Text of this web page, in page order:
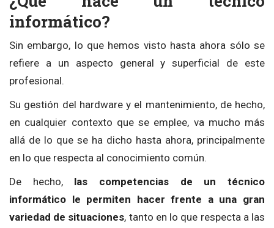
informático?
Sin embargo, lo que hemos visto hasta ahora sólo se
refiere a un aspecto general y superficial de este
profesional.
Su gestión del hardware y el mantenimiento, de hecho,
en cualquier contexto que se emplee, va mucho más
allá de lo que se ha dicho hasta ahora, principalmente
en lo que respecta al conocimiento común.
De hecho, las competencias de un técnico
informático le permiten hacer frente a una gran
variedad de situaciones, tanto en lo que respecta a las